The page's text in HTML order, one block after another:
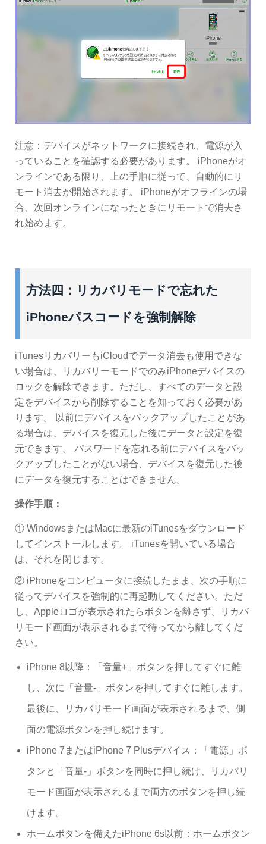
注意：デバイスがネットワークに接続され、電源が入
っていることを確認する必要があります。 iPhoneがオ
ンラインである限り、上の手順に従って、自動的にリ
モート消去が開始されます。 iPhoneがオフラインの場
合、次回オンラインになったときにリモートで消去さ
れ始めます。
方法四：リカバリモードで忘れた
iPhoneパスコードを強制解除
iTunesリカバリーもiCloudでデータ消去も使用できな
い場合は、リカバリーモードでのみiPhoneデバイスの
ロックを解除できます。ただし、すべてのデータと設
定をデバイスから削除することを知っておく必要があ
ります。 以前にデバイスをバックアップしたことがあ
る場合は、デバイスを復元した後にデータと設定を復
元できます。 パスワードを忘れる前にデバイスをバッ
クアップしたことがない場合、デバイスを復元した後
にデータを復元することはできません。
操作手順：
① WindowsまたはMacに最新のiTunesをダウンロード
してインストールします。 iTunesを開いている場合
は、それを閉じます。
② iPhoneをコンピュータに接続したまま、次の手順に
従ってデバイスを強制的に再起動してください。ただ
し、Appleロゴが表示されたらボタンを離さず、リカバ
リモード画面が表示されるまで待ってから離してくだ
さい。
iPhone 8以降：「音量+」ボタンを押してすぐに離
し、次に「音量-」ボタンを押してすぐに離します。
最後に、リカバリモード画面が表示されるまで、側
面の電源ボタンを押し続けます。
iPhone 7またはiPhone 7 Plusデバイス：「電源」ボ
タンと「音量-」ボタンを同時に押し続け、リカバリ
モード画面が表示されるまで両方のボタンを押し続
けます。
ホームボタンを備えたiPhone 6s以前：ホームボタン